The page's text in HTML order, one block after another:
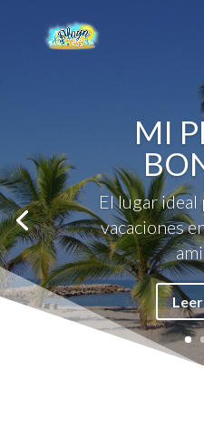
MI
El lugar ideal
vacaciones